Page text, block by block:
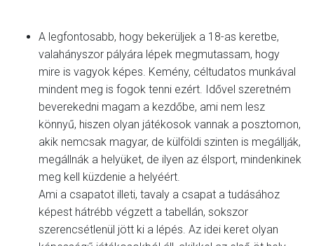
A legfontosabb, hogy bekerüljek a 18-as keretbe,
valahányszor pályára lépek megmutassam, hogy
mire is vagyok képes. Kemény, céltudatos munkával
mindent meg is fogok tenni ezért. Idővel szeretném
beverekedni magam a kezdőbe, ami nem lesz
könnyű, hiszen olyan játékosok vannak a posztomon,
akik nemcsak magyar, de külföldi szinten is megállják,
megállnák a helyüket, de ilyen az élsport, mindenkinek
meg kell küzdenie a helyéért.
Ami a csapatot illeti, tavaly a csapat a tudásához
képest hátrébb végzett a tabellán, sokszor
szerencsétlenül jött ki a lépés. Az idei keret olyan